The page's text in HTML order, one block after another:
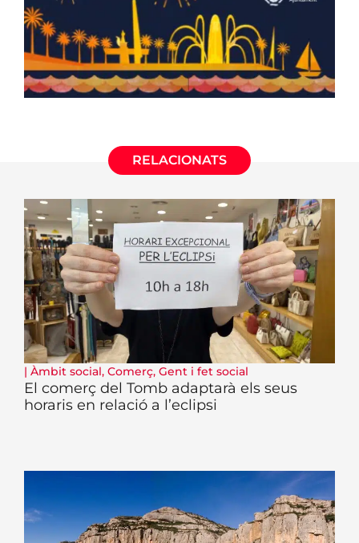
RELACIONATS
| Àmbit social, Comerç, Gent i fet social
El comerç del Tomb adaptarà els seus
horaris en relació a l’eclipsi